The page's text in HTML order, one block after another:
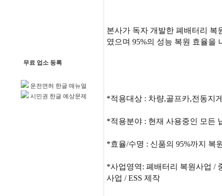
무료 업소 등록
운전면허 한글 매뉴얼
시민권 한글 예상문제
본사가 독자 개발한 폐배터리 복
였으며 95%의 성능 복원 효율을
*적용대상 : 차량,골프카,전동지
*적용분야 : 현재 사용중인 모든
*효율/수명 : 신품의 95%까지 복
*사업영역: 폐배터리 복원사업 /
사업 / ESS 제작